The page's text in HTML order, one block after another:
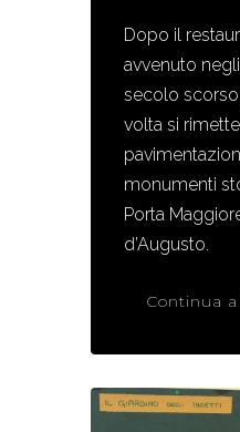
Dopo il
avvenuto
secolo
volta si
monumenti
Porta
d’Augusto.
Continua